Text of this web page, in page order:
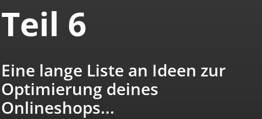
Teil 6
Eine lange Liste an Ideen zur
Optimierung deines
Onlineshops...